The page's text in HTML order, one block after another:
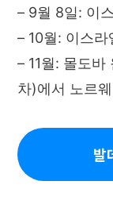
– 9월 8일: 이
– 10월: 이스
– 11월: 몰도
차)에서 노르
발